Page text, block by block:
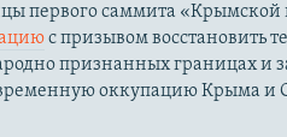
первого саммита
с призывом восстановить
признанных границах и
оккупацию Крыма и